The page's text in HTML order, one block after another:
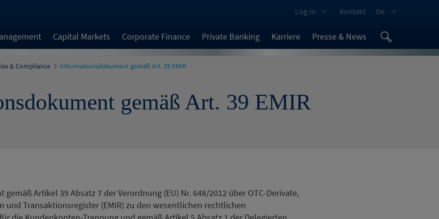
Capital Markets Corporate Finance Private Banking Karriere Presse & News
Log-in Kontakt De
& Compliance Informationsdokument gemäß Art. 39 EMIR
gemäß Art. 39 EMIR
Artikel 39 Absatz 7 der Verordnung (EU) Nr. 648/2012 über OTC-Derivate,
und Transaktionsregister (EMIR) zu den wesentlichen rechtlichen